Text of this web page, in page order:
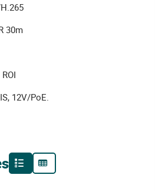
30m
12V/PoE.